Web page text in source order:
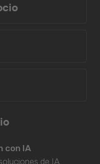
con IA
de IA